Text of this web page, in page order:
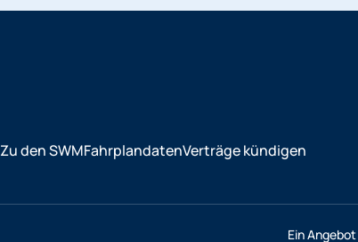
Zu den SWMFahrplandatenVerträge kündigen
Ein